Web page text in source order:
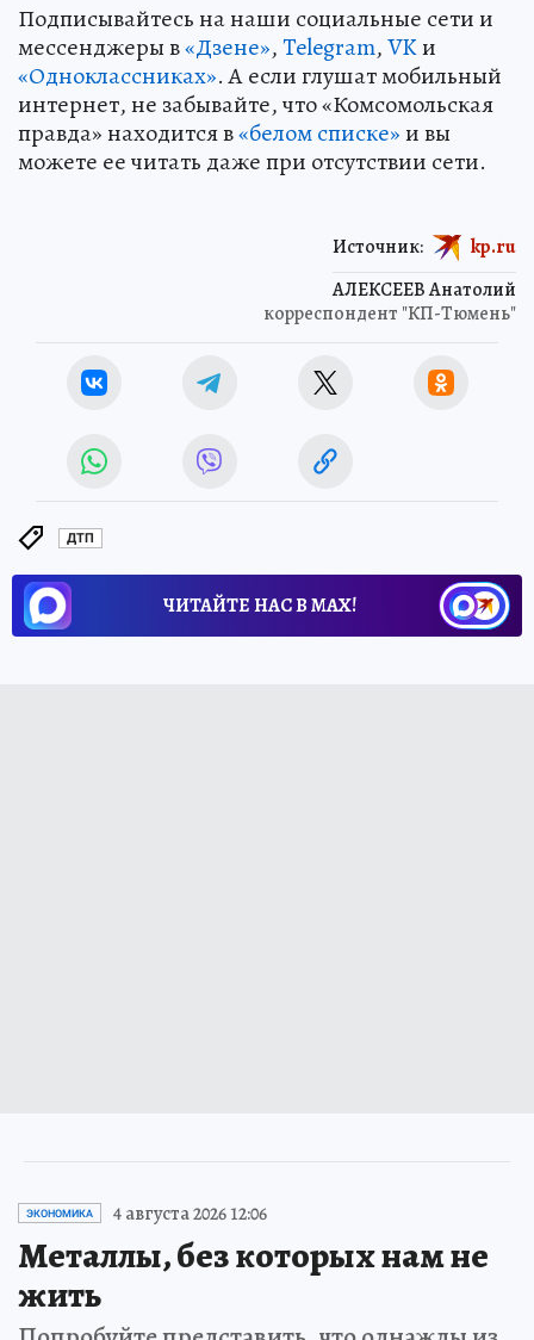
Подписывайтесь на наши социальные сети и
мессенджеры в«Дзене»,Telegram,VKи
«Одноклассниках». А если глушат мобильный
интернет, не забывайте, что «Комсомольская
правда» находится в«белом списке»и вы
можете ее читать даже при отсутствии сети.
АЛЕКСЕЕВ Анатолий
корреспондент "КП-Тюмень"
Источник: kp.ru
ДТП
ЧИТАЙТЕ НАС В МАХ!
ЭКОНОМИКА 4 августа 2026 12:06
Металлы, без которых нам не
жить